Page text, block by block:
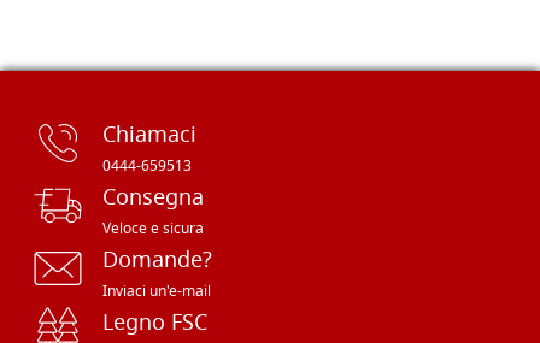
Chiamaci
0444-659513
Consegna
Veloce e sicura
Domande?
Inviaci un'e-mail
Legno FSC